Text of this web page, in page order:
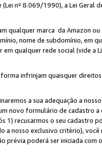
(Lei nº 8.069/1990), a Lei Geral
qualquer marca da Amazon
nome de subdomínio, em
qualquer rede social (vide a
infrinjam quaisquer
a sua adequação a
novo formulário de cadastro
1) recusarmos o seu cadastro
a nosso exclusivo critério),
prévia poderá ser iniciada